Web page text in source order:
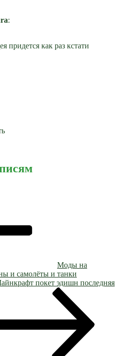
:
придется как раз кстати
Моды на
и самолёты и танки
покет эдишн последняя